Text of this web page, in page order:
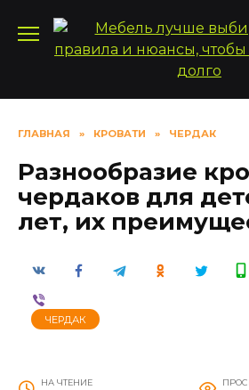
содержанию
ГЛАВНАЯ » КРОВАТИ » ЧЕРДАК
Разнообразие
чердаков для
лет, их
ЧЕРДАК
НА ЧТЕНИЕ